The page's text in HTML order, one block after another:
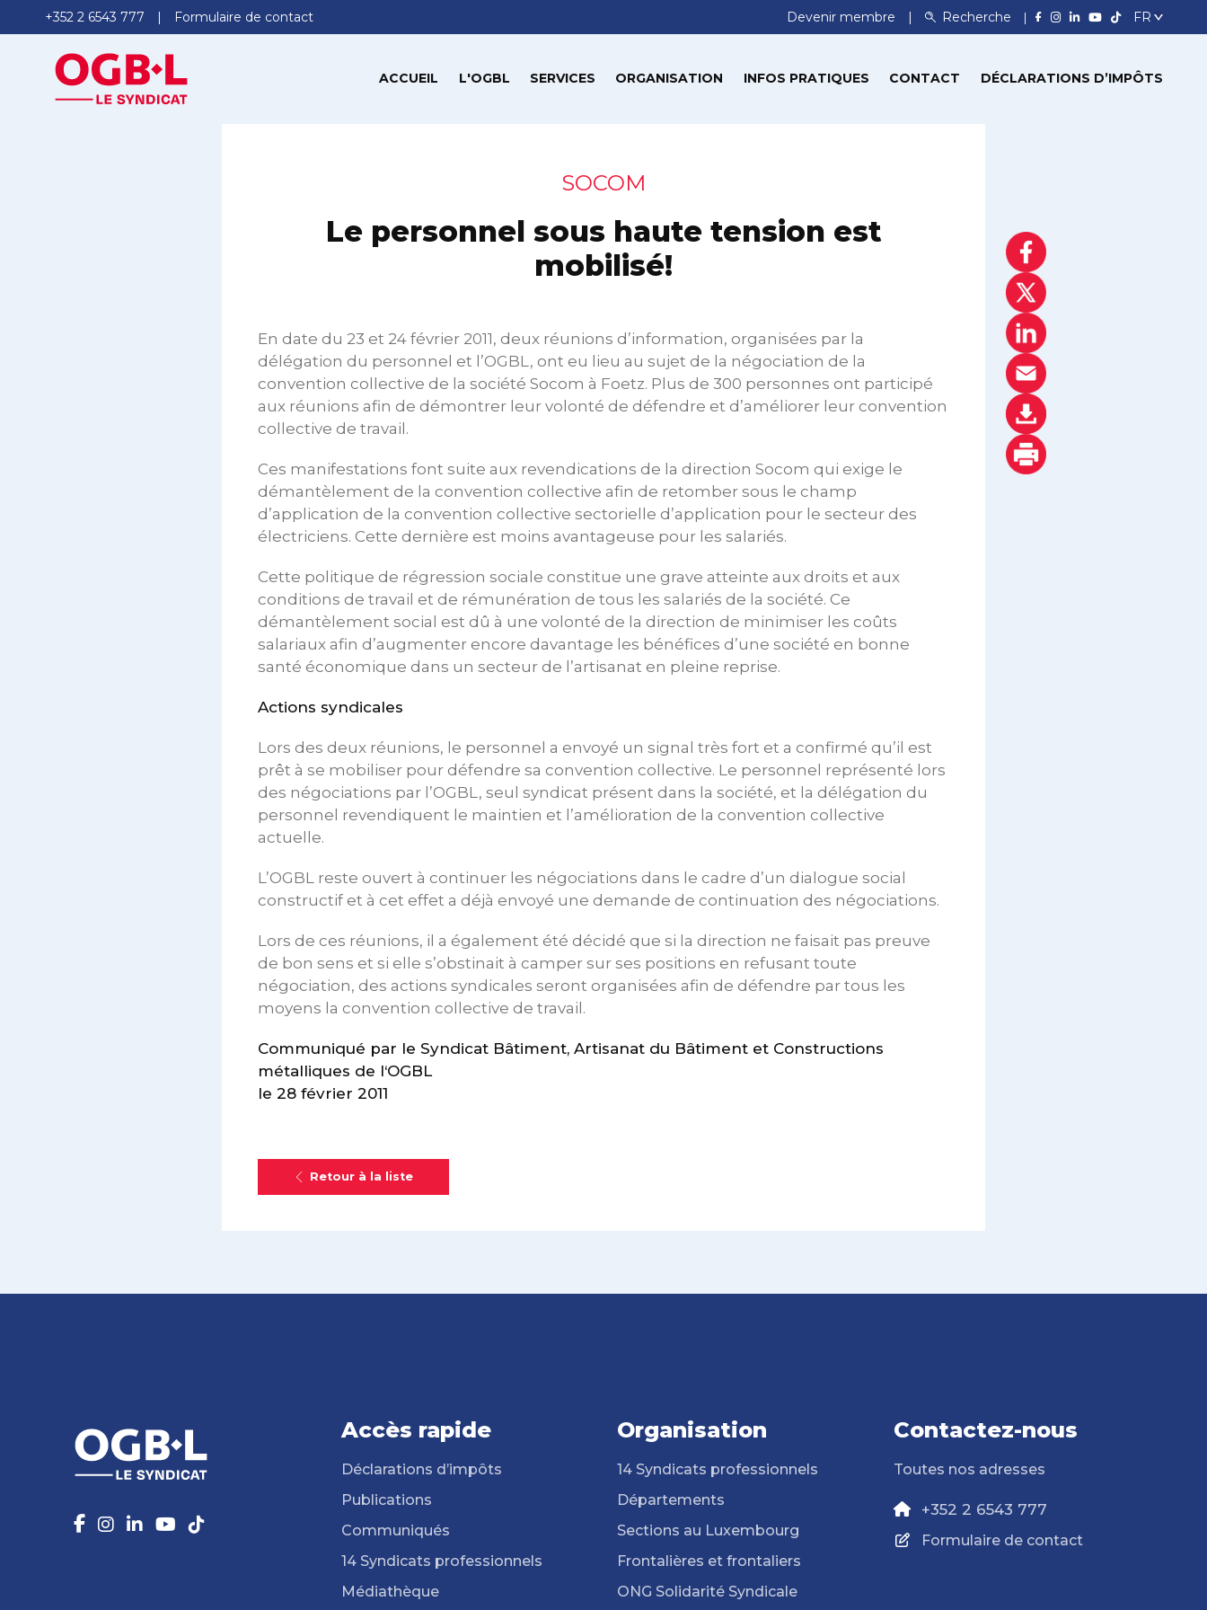
+352 2 6543 777 Formulaire de contact Devenir membre Recherche
ACCUEIL L'OGBL SERVICES ORGANISATION INFOS PRATIQUES CONTACT DÉCLARATIONS D’IMPÔTS
SOCOM
Le personnel sous haute tension est
mobilisé!
En date du 23 et 24 février 2011, deux réunions d’information, organisées par la
délégation du personnel et l’OGBL, ont eu lieu au sujet de la négociation de la
convention collective de la société Socom à Foetz. Plus de 300 personnes ont participé
aux réunions afin de démontrer leur volonté de défendre et d’améliorer leur convention
collective de travail.
Ces manifestations font suite aux revendications de la direction Socom qui exige le
démantèlement de la convention collective afin de retomber sous le champ
d’application de la convention collective sectorielle d’application pour le secteur des
électriciens. Cette dernière est moins avantageuse pour les salariés.
Cette politique de régression sociale constitue une grave atteinte aux droits et aux
conditions de travail et de rémunération de tous les salariés de la société. Ce
démantèlement social est dû à une volonté de la direction de minimiser les coûts
salariaux afin d’augmenter encore davantage les bénéfices d’une société en bonne
santé économique dans un secteur de l’artisanat en pleine reprise.
Actions syndicales
Lors des deux réunions, le personnel a envoyé un signal très fort et a confirmé qu’il est
prêt à se mobiliser pour défendre sa convention collective. Le personnel représenté lors
des négociations par l’OGBL, seul syndicat présent dans la société, et la délégation du
personnel revendiquent le maintien et l’amélioration de la convention collective
actuelle.
L’OGBL reste ouvert à continuer les négociations dans le cadre d’un dialogue social
constructif et à cet effet a déjà envoyé une demande de continuation des négociations.
Lors de ces réunions, il a également été décidé que si la direction ne faisait pas preuve
de bon sens et si elle s’obstinait à camper sur ses positions en refusant toute
négociation, des actions syndicales seront organisées afin de défendre par tous les
moyens la convention collective de travail.
Communiqué par le Syndicat Bâtiment, Artisanat du Bâtiment et Constructions
métalliques de l‘OGBL
le 28 février 2011
Retour à la liste
Accès rapide
Déclarations d’impôts
Publications
Communiqués
14 Syndicats professionnels
Médiathèque
Organisation
14 Syndicats professionnels
Départements
Sections au Luxembourg
Frontalières et frontaliers
ONG Solidarité Syndicale
Contactez-nous
Toutes nos adresses
+352 2 6543 777
Formulaire de contact